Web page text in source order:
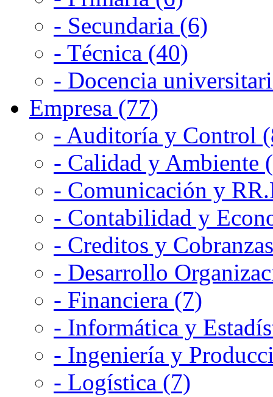
- Secundaria (6)
- Técnica (40)
- Docencia
Empresa (77)
- Auditoría y Control
- Calidad y Ambiente
- Comunicación y
- Contabilidad y
- Creditos y
- Desarrollo
- Financiera (7)
- Informática y
- Ingeniería y
- Logística (7)